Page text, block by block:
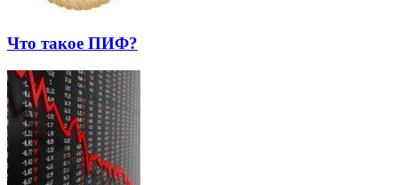
Что такое ПИФ?